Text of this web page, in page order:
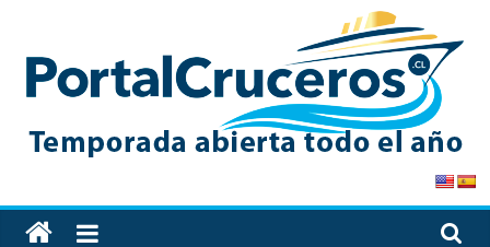
content
PortalCruceros
Toda